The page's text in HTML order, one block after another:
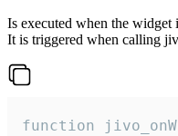
Is executed when the widget
It is triggered when calling
function